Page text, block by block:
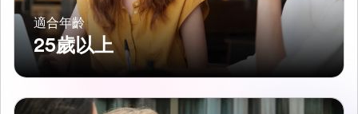
適合年齡
25歲以上